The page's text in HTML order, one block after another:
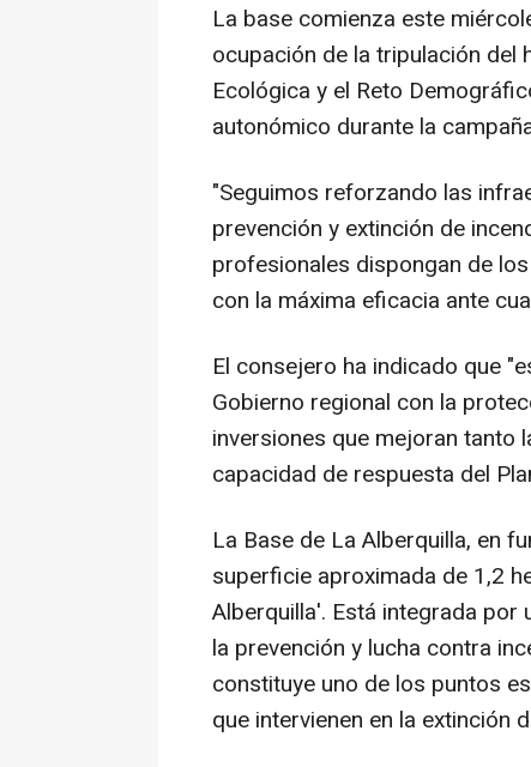
La base comienza este
ocupación de la tripulación del
Ecológica y el Reto
autonómico durante la
"Seguimos reforzando las
prevención y extinción de
profesionales dispongan de
con la máxima eficacia ante
El consejero ha indicado que
Gobierno regional con la
inversiones que mejoran tanto
capacidad de respuesta del
La Base de La Alberquilla, en
superficie aproximada de 1,2
Alberquilla'. Está integrada
la prevención y lucha contra
constituye uno de los puntos
que intervienen en la extinción